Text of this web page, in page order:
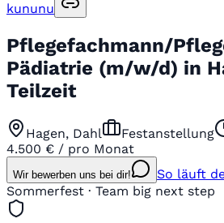
kununu
Pflegefachmann/
Pädiatrie (m/w/d) in
Teilzeit
Hagen, Dahl Festanstellung
4.500 € / pro Monat
Wir bewerben uns bei dir!
So läuft
Sommerfest · Team big next step